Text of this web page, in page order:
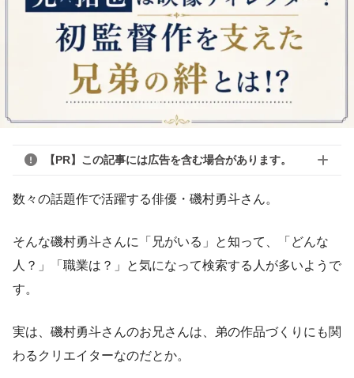
【PR】この記事には広告を含む場合があります。
数々の話題作で活躍する俳優・磯村勇斗さん。
そんな磯村勇斗さんに「兄がいる」と知って、「どんな
人？」「職業は？」と気になって検索する人が多いようで
す。
実は、磯村勇斗さんのお兄さんは、弟の作品づくりにも関
わるクリエイターなのだとか。